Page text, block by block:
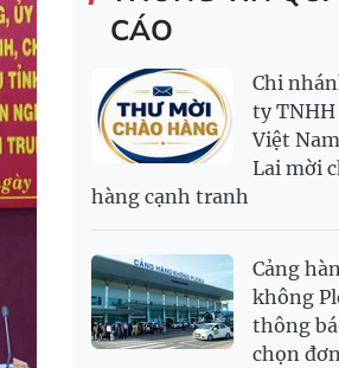
MYR
NOK
RUB
307.79
SAR
6,944.19
2,709.1
SGD
USD
26,010 26,040
TRANG SỨC VÀNG
RỒNG THĂNG
PNJ 138,500,000
CÁO
Chi
ty TNHH
Việt
Lai mời
hàng cạnh tranh
Cảng
không
thông
chọn